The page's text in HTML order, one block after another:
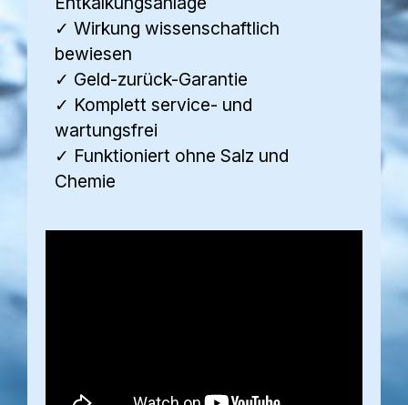
✓ Wirkung wissenschaftlich
bewiesen
✓ Geld-zurück-Garantie
✓ Komplett service- und
wartungsfrei
✓ Funktioniert ohne Salz und
Chemie